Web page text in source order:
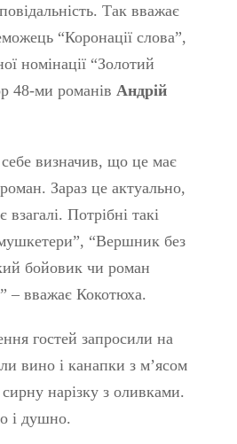
Так вважає
“Коронації слова”,
номінації “Золотий
48-ми романів Андрій
визначив, що це має
Зараз це актуально,
взагалі. Потрібні такі
“Вершник без
бойовик чи роман
– вважає Кокотюха.
гостей запросили на
вино і канапки з м’ясом
нарізку з оливками.
і душно.